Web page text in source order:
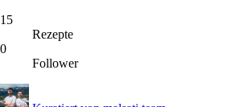
15
Rezepte
0
Follower